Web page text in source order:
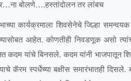
…ना बोलणे….हस्तांदोलन तर लांबच
कार्यक्रमाला शिवसेनेचे जिल्हा
आहेत. कोणतीही निवडणूक असो
कदम यांचे बिनसले. कदम यांनी भाजपातून
कॅरम स्पर्धेच्या बक्षीस समारंभातही